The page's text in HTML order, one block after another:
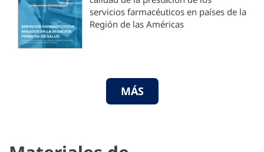
servicios farmacéuticos en países de la
Región de las Américas
MÁS